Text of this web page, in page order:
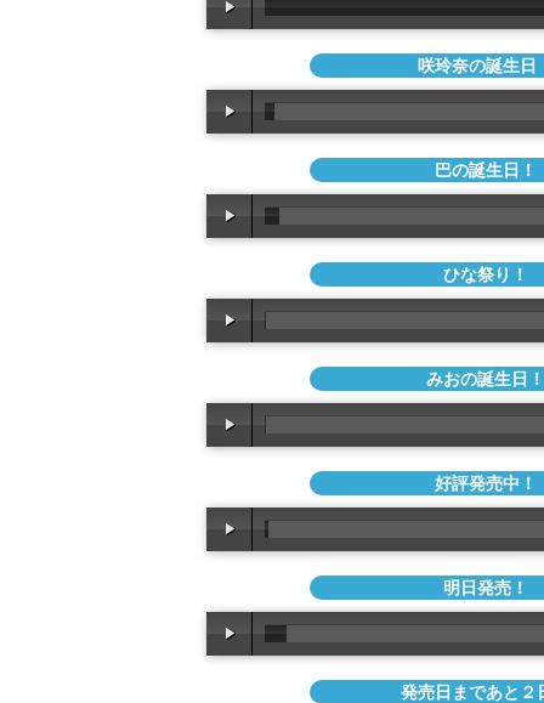
咲玲奈の誕生日
巴の誕生日！
ひな祭り！
みおの誕生日！
好評発売中！
明日発売！
発売日まであと２